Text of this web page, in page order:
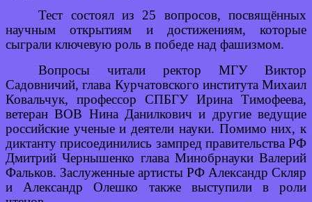
Тест состоял из 25 вопросов, посвящённых
научным открытиям и достижениям, которые
сыграли ключевую роль в победе над фашизмом.
Вопросы читали ректор МГУ Виктор
Садовничий, глава Курчатовского института Михаил
Ковальчук, профессор СПБГУ Ирина Тимофеева,
ветеран ВОВ Нина Данилкович и другие ведущие
российские ученые и деятели науки. Помимо них, к
диктанту присоединились зампред правительства РФ
Дмитрий Чернышенко глава Минобрнауки Валерий
Фальков. Заслуженные артисты РФ Александр Скляр
и Александр Олешко также выступили в роли